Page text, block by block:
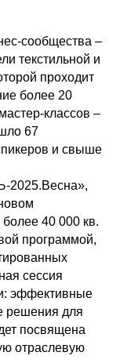
сообщества –
текстильной и
проходит
более 20
классов –
67
и свыше
2025.Весна»,
40 000 кв.
программой,
сессия
эффективные
решения для
посвящена
отраслевую